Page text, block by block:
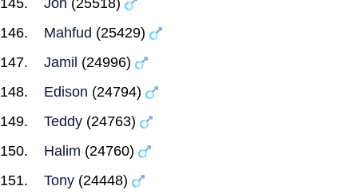
Jon (25518)
Mahfud (25429)
Jamil (24996)
Edison (24794)
Teddy (24763)
Halim (24760)
Tony (24448)